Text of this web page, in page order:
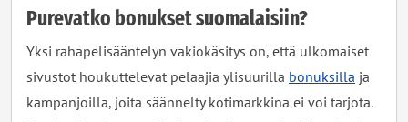
Purevatko bonukset suomalaisiin?
Yksi rahapelisääntelyn vakiokäsitys on, että ulkomaiset
sivustot houkuttelevat pelaajia ylisuurilla bonuksilla ja
kampanjoilla, joita säännelty kotimarkkina ei voi tarjota.